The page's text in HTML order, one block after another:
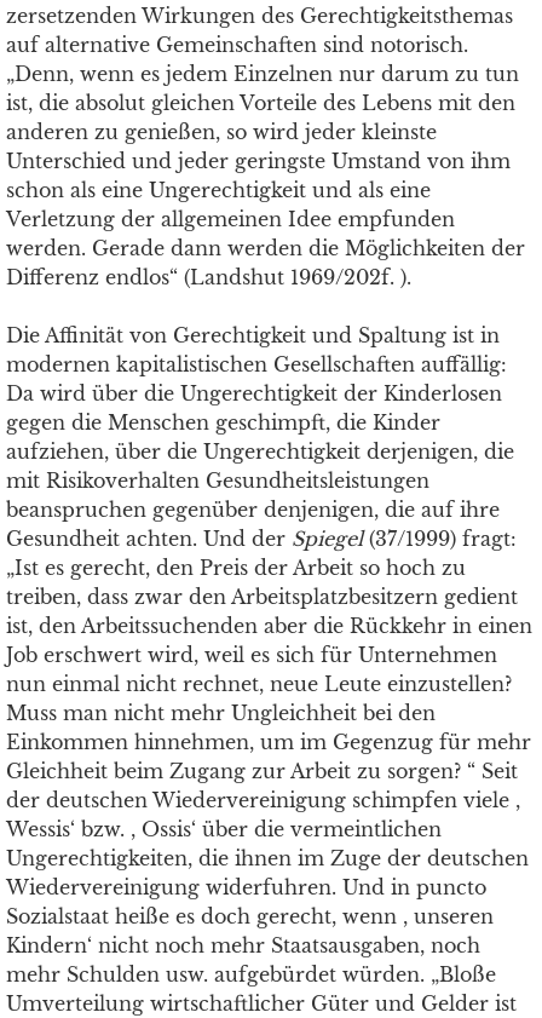
zersetzenden Wirkungen des Gerechtigkeitsthemas
auf alternative Gemeinschaften sind notorisch.
„Denn, wenn es jedem Einzelnen nur darum zu tun
ist, die absolut gleichen Vorteile des Lebens mit den
anderen zu genießen, so wird jeder kleinste
Unterschied und jeder geringste Umstand von ihm
schon als eine Ungerechtigkeit und als eine
Verletzung der allgemeinen Idee empfunden
werden. Gerade dann werden die Möglichkeiten der
Differenz endlos“ (Landshut 1969/202f. ).
Die Affinität von Gerechtigkeit und Spaltung ist in
modernen kapitalistischen Gesellschaften auffällig:
Da wird über die Ungerechtigkeit der Kinderlosen
gegen die Menschen geschimpft, die Kinder
aufziehen, über die Ungerechtigkeit derjenigen, die
mit Risikoverhalten Gesundheitsleistungen
beanspruchen gegenüber denjenigen, die auf ihre
Gesundheit achten. Und der Spiegel(37/1999) fragt:
„Ist es gerecht, den Preis der Arbeit so hoch zu
treiben, dass zwar den Arbeitsplatzbesitzern gedient
ist, den Arbeitssuchenden aber die Rückkehr in einen
Job erschwert wird, weil es sich für Unternehmen
nun einmal nicht rechnet, neue Leute einzustellen?
Muss man nicht mehr Ungleichheit bei den
Einkommen hinnehmen, um im Gegenzug für mehr
Gleichheit beim Zugang zur Arbeit zu sorgen? “ Seit
der deutschen Wiedervereinigung schimpfen viele ,
Wessis‘ bzw. , Ossis‘ über die vermeintlichen
Ungerechtigkeiten, die ihnen im Zuge der deutschen
Wiedervereinigung widerfuhren. Und in puncto
Sozialstaat heiße es doch gerecht, wenn , unseren
Kindern‘ nicht noch mehr Staatsausgaben, noch
mehr Schulden usw. aufgebürdet würden. „Bloße
Umverteilung wirtschaftlicher Güter und Gelder ist